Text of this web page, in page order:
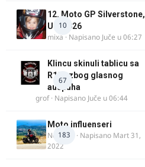
10
12. Moto GP Silverstone,
UK, 2026
mixa · Napisano Juče u 06:27
67
Klincu skinuli tablicu sa
R125 zbog glasnog
auspuha
grof· Napisano Juče u 06:44
183
Moto influenseri
Nolanka · Napisano Mart 31,
2022